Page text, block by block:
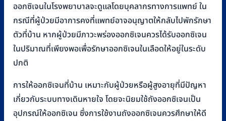
ออกซิเจนในโรงพยาบาลจะดูแลโดยบุคลากรทางการแพทย์ ใน
กรณีที่ผู้ป่วยมีอาการคงที่แพทย์อาจอนุญาตให้กลับไปพักรักษา
ตัวที่บ้าน หากผู้ป่วยมีภาวะพร่องออกซิเจนควรได้รับออกซิเจน
ในปริมาณที่เพียงพอเพื่อรักษาออกซิเจนในเลือดให้อยู่ในระดับ
ปกติ
การให้ออกซิเจนที่บ้าน เหมาะกับผู้ป่วยหรือผู้สูงอายุที่มีปัญหา
เกี่ยวกับระบบทางเดินหายใจ โดยจะนิยมใช้ถังออกซิเจนเป็น
อุปกรณ์ให้ออกซิเจน ซึ่งการใช้งานถังออกซิเจนควรศึกษาให้ดี